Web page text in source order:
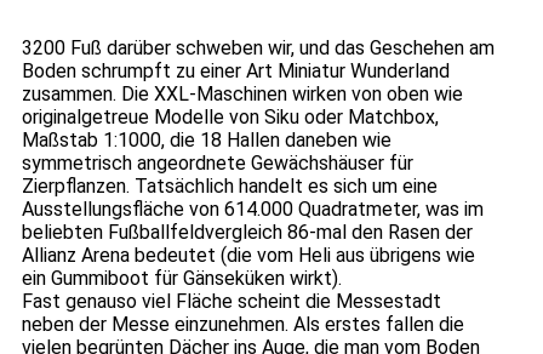
3200 Fuß darüber schweben wir, und das Geschehen am
Boden schrumpft zu einer Art Miniatur Wunderland
zusammen. Die XXL-Maschinen wirken von oben wie
originalgetreue Modelle von Siku oder Matchbox,
Maßstab 1:1000, die 18 Hallen daneben wie
symmetrisch angeordnete Gewächshäuser für
Zierpflanzen. Tatsächlich handelt es sich um eine
Ausstellungsfläche von 614.000 Quadratmeter, was im
beliebten Fußballfeldvergleich 86-mal den Rasen der
Allianz Arena bedeutet (die vom Heli aus übrigens wie
ein Gummiboot für Gänseküken wirkt).
Fast genauso viel Fläche scheint die Messestadt
neben der Messe einzunehmen. Als erstes fallen die
vielen begrünten Dächer ins Auge, die man vom Boden